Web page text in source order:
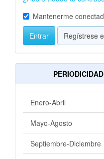
Mantenerme
Entrar
Regístrese
Enero-Abril
Mayo-Agosto
Septiembre-Diciembre